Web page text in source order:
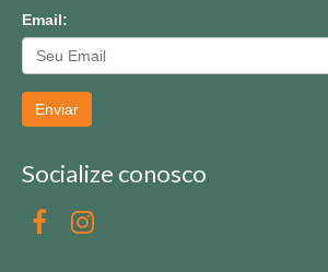
Email:
Enviar
Socialize conosco